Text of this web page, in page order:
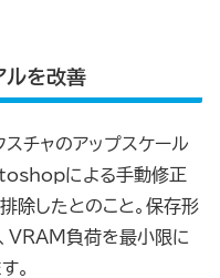
ルを改善
チャのアップスケール
による手動修正
除したとのこと。保存形
VRAM負荷を最小限に
。